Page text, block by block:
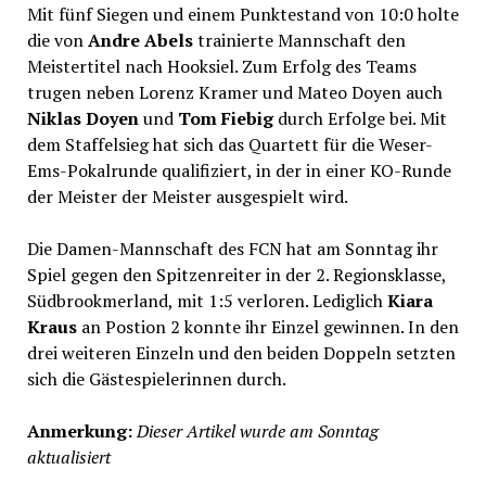
Mit fünf Siegen und einem Punktestand von 10:0 holte
die vonAndre Abelstrainierte Mannschaft den
Meistertitel nach Hooksiel. Zum Erfolg des Teams
trugen neben Lorenz Kramer und Mateo Doyen auch
Niklas Doyenund Tom Fiebigdurch Erfolge bei. Mit
dem Staffelsieg hat sich das Quartett für die Weser-
Ems-Pokalrunde qualifiziert, in der in einer KO-Runde
der Meister der Meister ausgespielt wird.
Die Damen-Mannschaft des FCN hat am Sonntag ihr
Spiel gegen den Spitzenreiter in der 2. Regionsklasse,
Südbrookmerland, mit 1:5 verloren. LediglichKiara
Kraus an Postion 2 konnte ihr Einzel gewinnen. In den
drei weiteren Einzeln und den beiden Doppeln setzten
sich die Gästespielerinnen durch.
Anmerkung:Dieser Artikel wurde am Sonntag
aktualisiert